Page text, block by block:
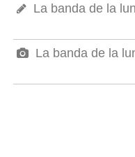
La banda de la
La banda de la